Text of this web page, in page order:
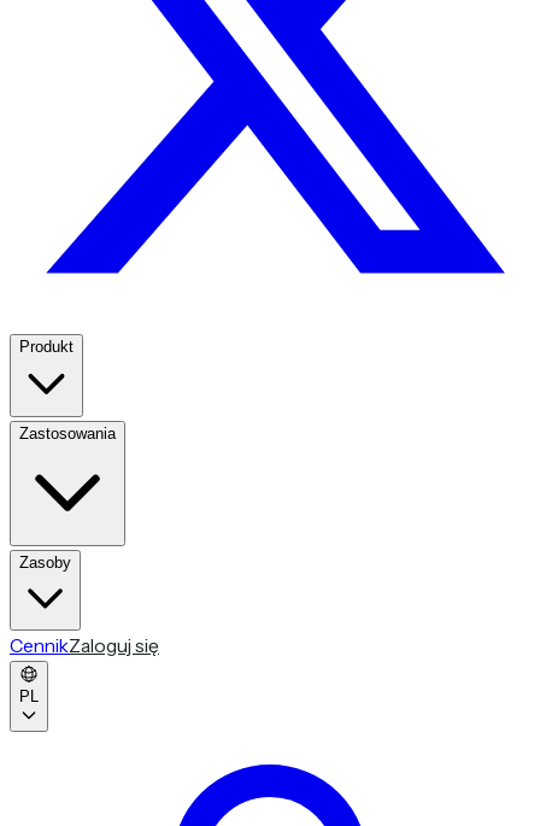
Produkt
Zastosowania
Zasoby
CennikZaloguj się
PL